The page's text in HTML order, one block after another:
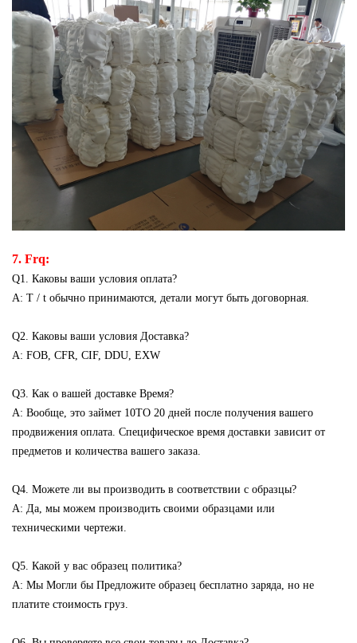
7. Frq:
Q1. Каковы ваши условия оплата?
A: T / t обычно принимаются, детали могут быть договорная.
Q2. Каковы ваши условия Доставка?
A: FOB, CFR, CIF, DDU, EXW
Q3. Как о вашей доставке Время?
A: Вообще, это займет 10TO 20 дней после получения вашего
продвижения оплата. Специфическое время доставки зависит от
предметов и количества вашего заказа.
Q4. Можете ли вы производить в соответствии с образцы?
A: Да, мы можем производить своими образцами или
техническими чертежи.
Q5. Какой у вас образец политика?
A: Мы Могли бы Предложите образец бесплатно заряда, но не
платите стоимость груз.